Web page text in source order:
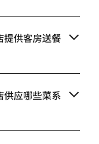
提供客房送餐
供应哪些菜系